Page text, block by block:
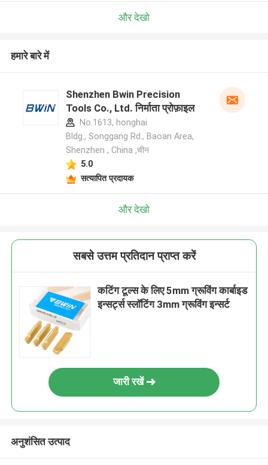
और देखो
हमारे बारे में
Shenzhen Bwin Precision
Tools Co., Ltd. निर्माता प्रोफ़ाइल
No.1613, honghai
Bldg., Songgang Rd., Baoan Area,
Shenzhen , China ,चीन
5.0
सत्यापित प्रदायक
और देखो
सबसे उत्तम प्रतिदान प्राप्त करें
कटिंग टूल्स के लिए 5mm ग्रूविंग कार्बाइड
इन्सर्ट्स स्लॉटिंग 3mm ग्रूविंग इन्सर्ट
जारी रखें
अनुशंसित उत्पाद